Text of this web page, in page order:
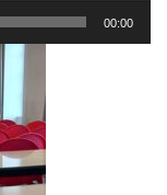
00:00